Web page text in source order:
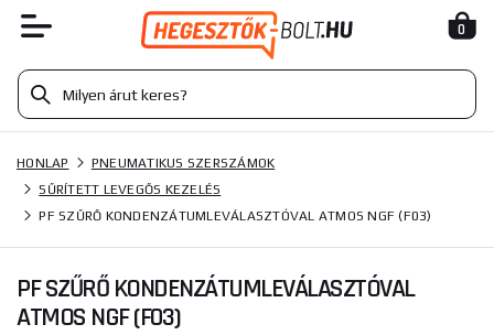
0
HONLAP
PNEUMATIKUS SZERSZÁMOK
SŰRÍTETT LEVEGŐS KEZELÉS
PF SZŰRŐ KONDENZÁTUMLEVÁLASZTÓVAL ATMOS NGF (F03)
PF SZŰRŐ KONDENZÁTUMLEVÁLASZTÓVAL
ATMOS NGF (F03)